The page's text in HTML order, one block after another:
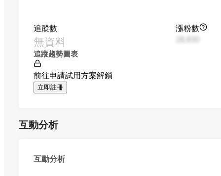
追蹤數
無資料
漲粉數
追蹤趨勢圖表
前往申請試用方案解鎖
立即註冊
互動分析
互動分析